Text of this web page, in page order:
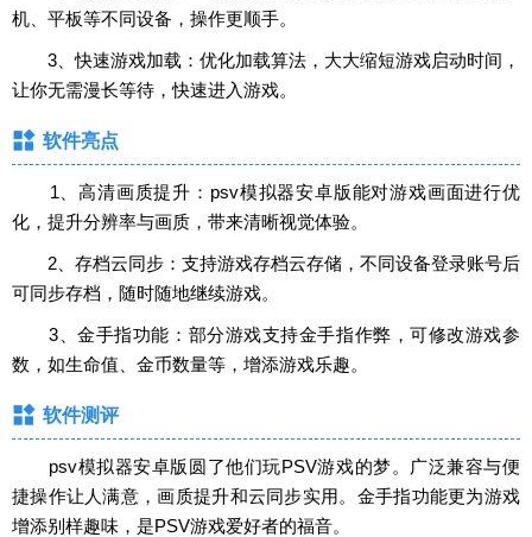
机、平板等不同设备，操作更顺手。
3、快速游戏加载：优化加载算法，大大缩短游戏启动时间，
让你无需漫长等待，快速进入游戏。
软件亮点
1、高清画质提升：psv模拟器安卓版能对游戏画面进行优
化，提升分辨率与画质，带来清晰视觉体验。
2、存档云同步：支持游戏存档云存储，不同设备登录账号后
可同步存档，随时随地继续游戏。
3、金手指功能：部分游戏支持金手指作弊，可修改游戏参
数，如生命值、金币数量等，增添游戏乐趣。
软件测评
psv模拟器安卓版圆了他们玩PSV游戏的梦。广泛兼容与便
捷操作让人满意，画质提升和云同步实用。金手指功能更为游戏
增添别样趣味，是PSV游戏爱好者的福音。